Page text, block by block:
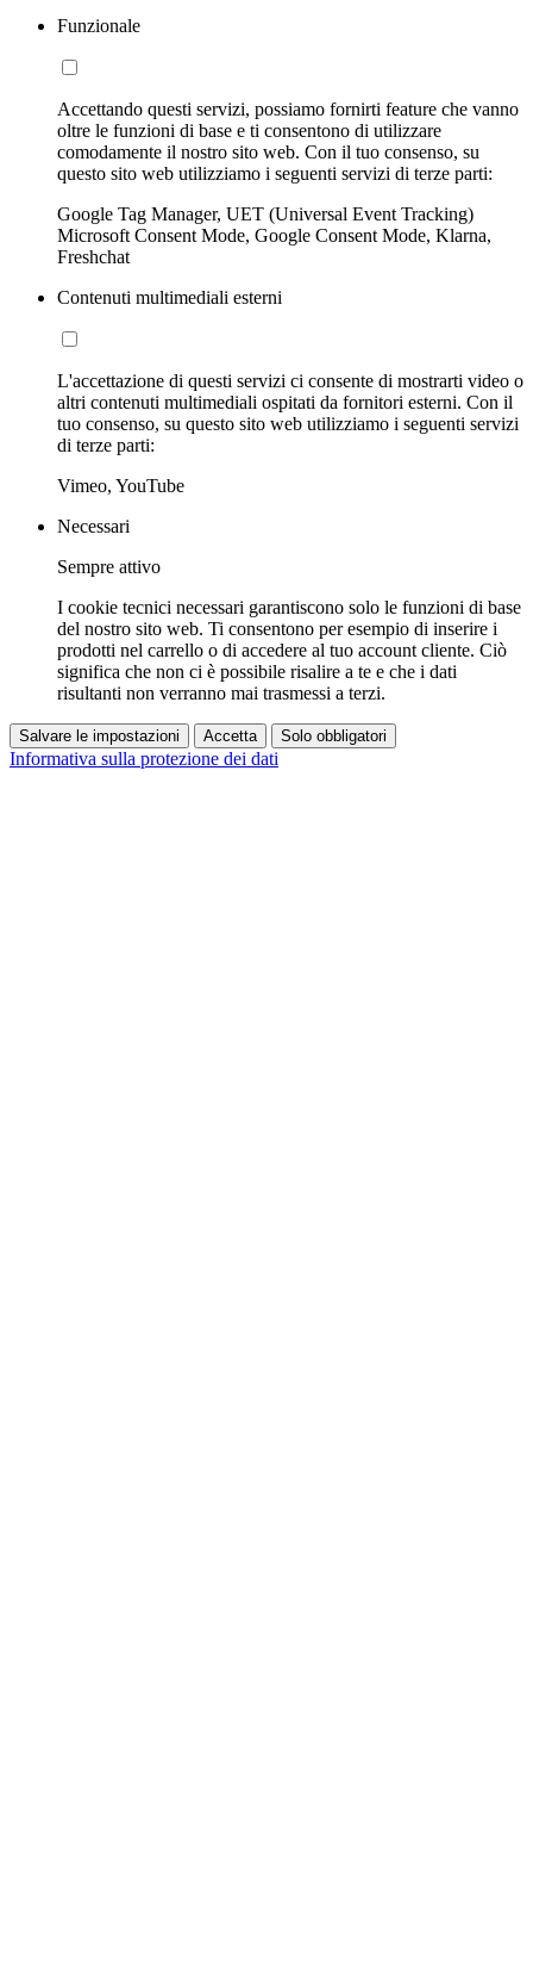
Funzionale
Accettando questi servizi, possiamo fornirti feature che vanno
oltre le funzioni di base e ti consentono di utilizzare
comodamente il nostro sito web. Con il tuo consenso, su
questo sito web utilizziamo i seguenti servizi di terze parti:
Google Tag Manager, UET (Universal Event Tracking)
Microsoft Consent Mode, Google Consent Mode, Klarna,
Freshchat
Contenuti multimediali esterni
L'accettazione di questi servizi ci consente di mostrarti video o
altri contenuti multimediali ospitati da fornitori esterni. Con il
tuo consenso, su questo sito web utilizziamo i seguenti servizi
di terze parti:
Vimeo, YouTube
Necessari
Sempre attivo
I cookie tecnici necessari garantiscono solo le funzioni di base
del nostro sito web. Ti consentono per esempio di inserire i
prodotti nel carrello o di accedere al tuo account cliente. Ciò
significa che non ci è possibile risalire a te e che i dati
risultanti non verranno mai trasmessi a terzi.
Salvare le impostazioni Accetta Solo obbligatori
Informativa sulla protezione dei dati